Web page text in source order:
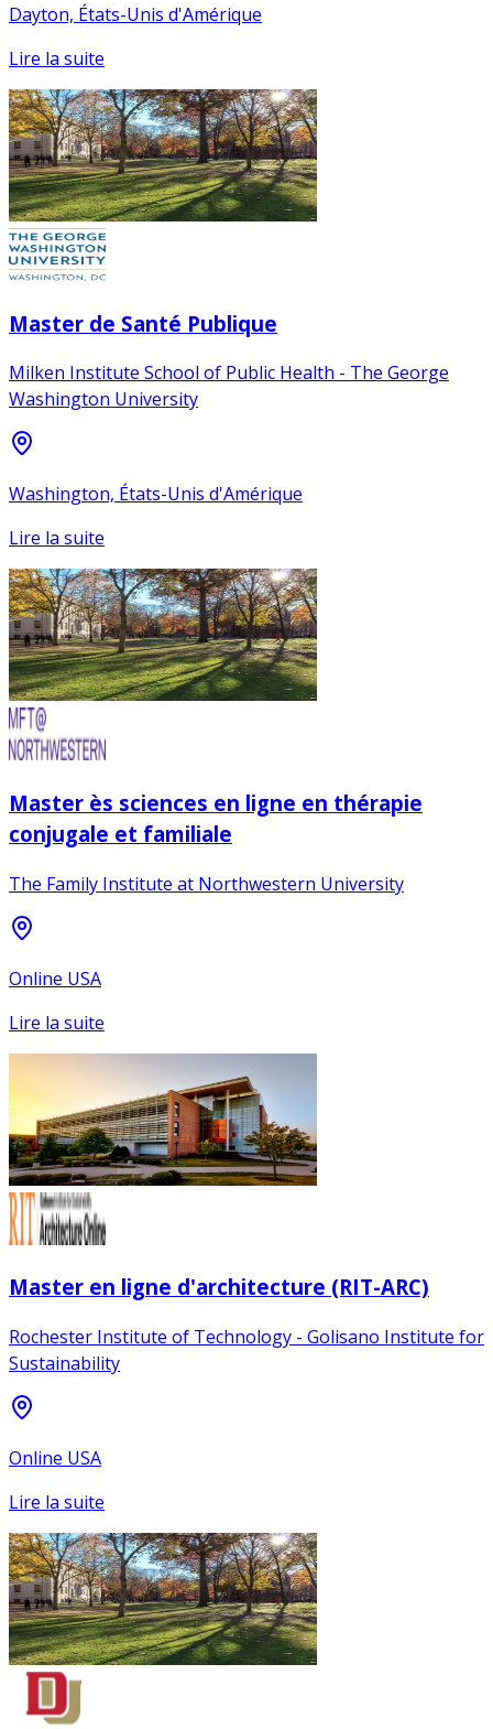
Dayton, États-Unis d'Amérique
Lire la suite
Master de Santé Publique
Milken Institute School of Public Health - The George
Washington University
Washington, États-Unis d'Amérique
Lire la suite
Master ès sciences en ligne en thérapie
conjugale et familiale
The Family Institute at Northwestern University
Online USA
Lire la suite
Master en ligne d'architecture (RIT-ARC)
Rochester Institute of Technology - Golisano Institute for
Sustainability
Online USA
Lire la suite